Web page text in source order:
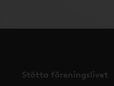
Stötta föreningslivet